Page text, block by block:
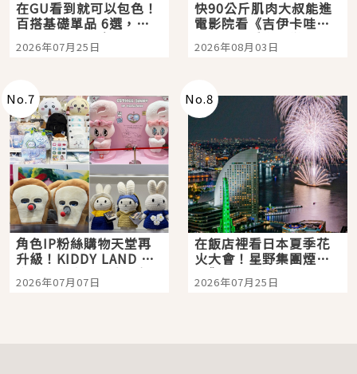
在GU看到就可以包色！
百搭基礎單品 6選，閉
眼全收也不心疼
2026年07月25日
快90公斤肌肉大叔能進
電影院看《吉伊卡哇》
嗎？日本重金屬樂團
「打首」會長與nagano
2026年08月03日
No.7
角色IP粉絲購物天堂再
升級！KIDDY LAND 原
宿店吉伊卡哇迎客，新
開幕 OMOKADO 店3分
2026年07月07日
No.8
在飯店裡看日本夏季花
火大會！星野集團煙火
景觀飯店6選，讓你不用
人擠人悠閒欣賞
2026年07月25日